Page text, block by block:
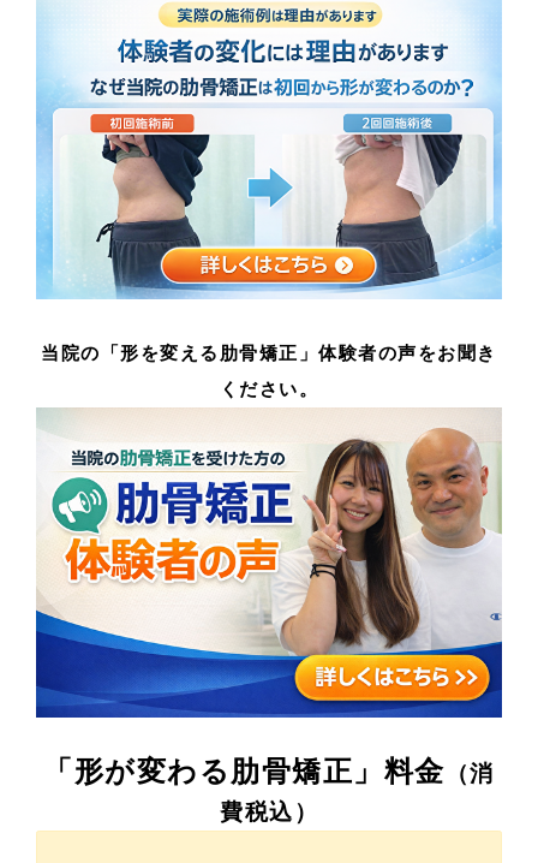
当院の「形を変える肋骨矯正」体験者の声をお聞き
ください。
「形が変わる肋骨矯正」料金 （消
費税込）